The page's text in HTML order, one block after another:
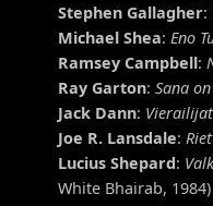
Stephen Gallagher:
Michael Shea: Eno
Ramsey Campbell:
Ray Garton:Sana
Jack Dann: Vierailijat
Joe R. Lansdale:
Lucius Shepard:
White Bhairab, 1984)